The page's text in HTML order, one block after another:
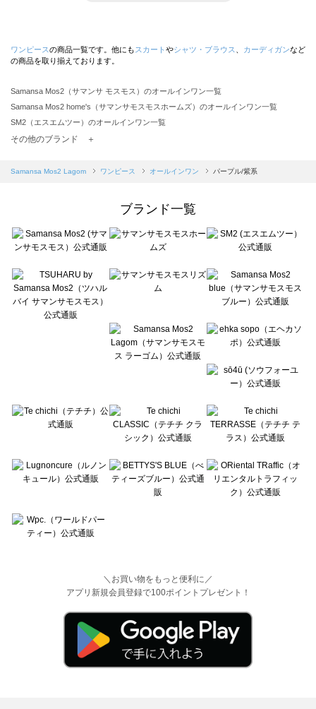
ワンピースの商品一覧です。他にも スカート やシャツ・ブラウス カーディガンなど
の商品を取り揃えております。
Samansa Mos2（サマンサ モスモス）のオールインワン一覧
Samansa Mos2 home's（サマンサモスモスホームズ）のオールインワン一覧
SM2（エスエムツー）のオールインワン一覧
Samansa Mos2 blue（サマンサモスモス ブルー）のオールインワン一覧
sō4ū（ソウフォーユー）のオールインワン一覧
Te chichi（テチチ）のオールインワン一覧
Te chichi CLASSIC（テチチ クラシック）のオールインワン一覧
Lugnoncure（ルノンキュール）のオールインワン一覧
BETTY'S BLUE（べティーズブルー）のオールインワン一覧
Wpc.（ワールドパーティー）のオールインワン一覧
その他のブランド ＋
Samansa Mos2 Lagom ワンピース オールインワン パープル/紫系
ブランド一覧
＼お買い物をもっと便利に／
アプリ新規会員登録で100ポイントプレゼント！